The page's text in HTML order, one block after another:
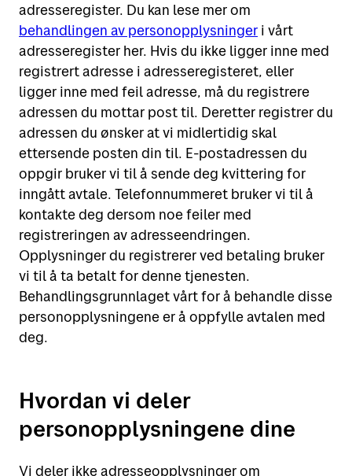
adresseregister. Du kan lese mer om
behandlingen av personopplysninger i vårt
adresseregister her. Hvis du ikke ligger inne med
registrert adresse i adresseregisteret, eller
ligger inne med feil adresse, må du registrere
adressen du mottar post til. Deretter registrer du
adressen du ønsker at vi midlertidig skal
ettersende posten din til. E-postadressen du
oppgir bruker vi til å sende deg kvittering for
inngått avtale. Telefonnummeret bruker vi til å
kontakte deg dersom noe feiler med
registreringen av adresseendringen.
Opplysninger du registrerer ved betaling bruker
vi til å ta betalt for denne tjenesten.
Behandlingsgrunnlaget vårt for å behandle disse
personopplysningene er å oppfylle avtalen med
deg.
Hvordan vi deler
personopplysningene dine
Vi deler ikke adresseopplysninger om